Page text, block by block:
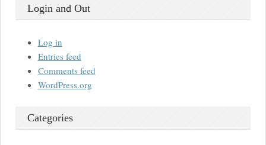
Login and Out
Log in
Entries feed
Comments feed
WordPress.org
Categories